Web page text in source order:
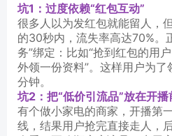
坑1：过度依赖“红包互动”
很多人以为发红包就能留人，
的30秒内，流失率高达70%。
务”绑定：比如“抢到红包的用
外领一份资料”。这样用户为
分钟。
坑2：把“低价引流品”放在开播
有个做小家电的商家，开播第
线，结果用户抢完直接走人，